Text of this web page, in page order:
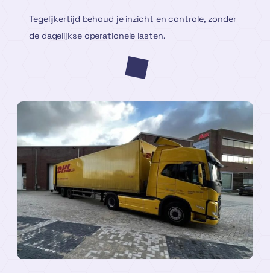
Tegelijkertijd behoud je inzicht en controle, zonder
de dagelijkse operationele lasten.